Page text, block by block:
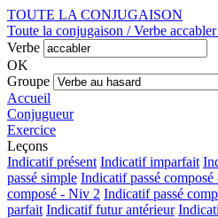
TOUTE LA CONJUGAISON
Toute la conjugaison / Verbe
Verbe
OK
Groupe
Accueil
Conjugueur
Exercice
Leçons
Indicatif présent Indicatif imparfait
passé simple Indicatif passé composé
composé - Niv 2 Indicatif passé
parfait Indicatif futur antérieur